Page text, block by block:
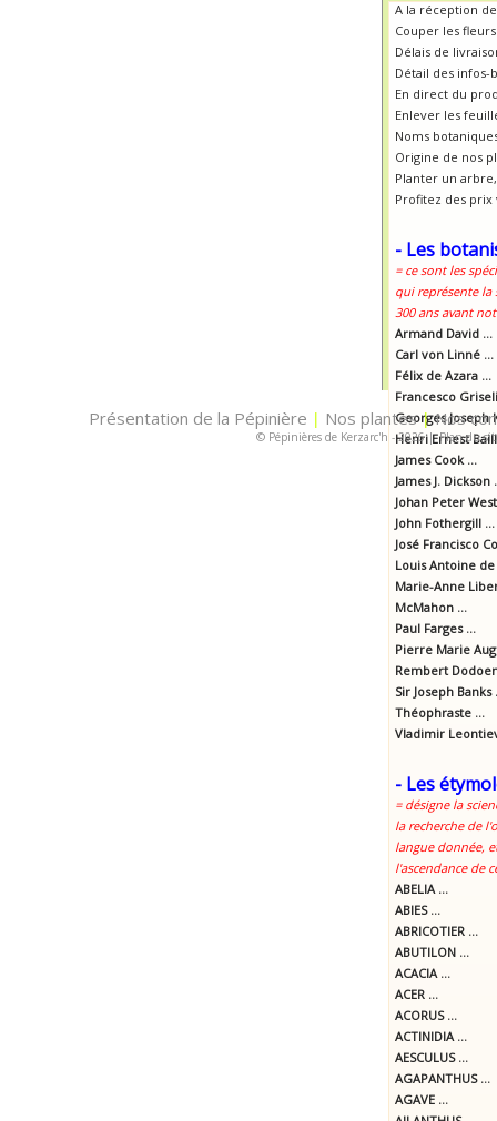
A la réception
Couper les
Délais de
Détail des infos-
En direct du
Enlever les
Noms
Origine de nos
Planter un
Profitez des
- Les
= ce sont les
qui représente la
300 ans avant
Armand David ...
Carl von Linné ...
Félix de Azara ...
Francesco
Georges Joseph
Henri Ernest
James Cook ...
James J. Dickson
Johan Peter
John Fothergill ...
José Francisco
Louis Antoine
Marie-Anne
McMahon ...
Paul Farges ...
Pierre Marie
Rembert
Sir Joseph Banks
Théophraste ...
Vladimir
- Les
= désigne la
la recherche de
langue donnée,
l'ascendance de
ABELIA ...
ABIES ...
ABRICOTIER ...
ABUTILON ...
ACACIA ...
ACER ...
ACORUS ...
ACTINIDIA ...
AESCULUS ...
AGAPANTHUS ...
AGAVE ...
Présentation de la Pépinière | Nos plantes|Nos
© Pépinières de Kerzarc'h - 2026|Plan du